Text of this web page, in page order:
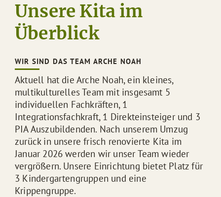
Unsere Kita im
Überblick
WIR SIND DAS TEAM ARCHE NOAH
Aktuell hat die Arche Noah, ein kleines,
multikulturelles Team mit insgesamt 5
individuellen Fachkräften, 1
Integrationsfachkraft, 1 Direkteinsteiger und 3
PIA Auszubildenden. Nach unserem Umzug
zurück in unsere frisch renovierte Kita im
Januar 2026 werden wir unser Team wieder
vergrößern. Unsere Einrichtung bietet Platz für
3 Kindergartengruppen und eine
Krippengruppe.